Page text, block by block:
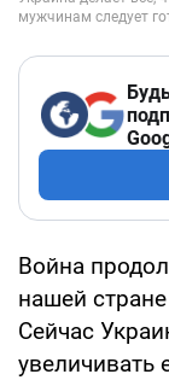
Война
нашей
Сейчас
увеличивать